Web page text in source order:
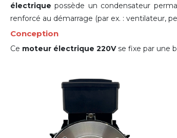
électrique possède un condensateur
renforcé au démarrage (par ex. : ventilateur,
Conception
Ce moteur électrique 220Vse fixe par une